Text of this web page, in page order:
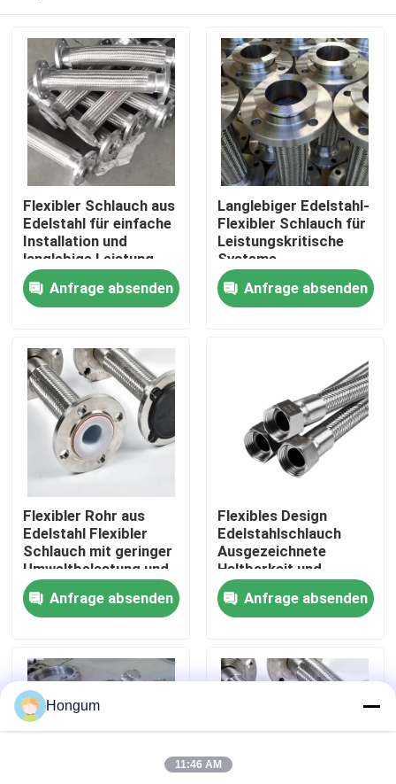
Zu Hause
Über uns
Werksbesichtigung
Qualitätskontrolle
Neuigkeiten
Rechtssachen
Bitte um ein Angebot
Gummimembrandichtungen
Ventil-Gummimembran
Flexibler Schlauch aus
Edelstahl für einfache
Installation und
langlebige Leistung
Anfrage absenden
Langlebiger Edelstahl-
Flexibler Schlauch für
Leistungskritische
Systeme
Anfrage absenden
Flexibler Rohr aus
Edelstahl Flexibler
Schlauch mit geringer
Umweltbelastung und
flexibel
Anfrage absenden
Flexibles Design
Edelstahlschlauch
Ausgezeichnete
Haltbarkeit und
Vielseitigkeit
Anfrage absenden
Hongum
11:46 AM